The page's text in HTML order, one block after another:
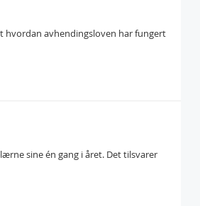
hvordan avhendingsloven har fungert
sine én gang i året. Det tilsvarer